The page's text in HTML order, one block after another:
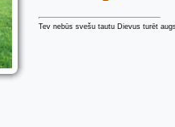
Tev nebūs svešu tautu Dievus turēt